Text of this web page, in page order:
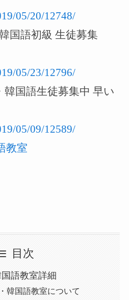
05/20/12748/
国語初級 生徒募集
05/23/12796/
国語生徒募集中 早い
05/09/12589/
教室
目次
語教室詳細
韓国語教室について